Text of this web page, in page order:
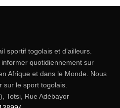
sportif togolais et d’ailleurs.
informer quotidiennement sur
Afrique et dans le Monde. Nous
sur le sport togolais.
Totsi, Rue Adébayor